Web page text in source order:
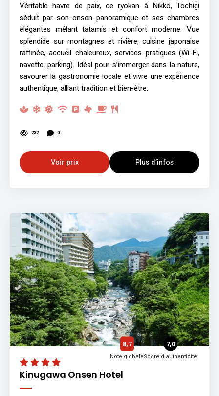
Véritable havre de paix, ce ryokan à Nikkō, Tochigi
séduit par son onsen panoramique et ses chambres
élégantes mêlant tatamis et confort moderne. Vue
splendide sur montagnes et rivière, cuisine japonaise
raffinée, accueil chaleureux, services pratiques (Wi-Fi,
navette, parking). Idéal pour s’immerger dans la nature,
savourer la gastronomie locale et vivre une expérience
authentique, alliant tradition et bien-être.
232 0
Voir prix Plus d’infos
Kinugawa Onsen Hotel
8,7
Note globale
7,0
Score d'authenticité